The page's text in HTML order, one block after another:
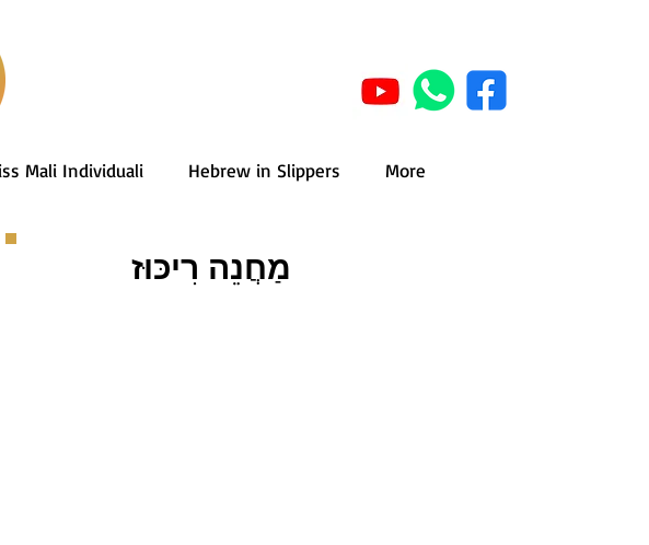
Mali Individuali Hebrew in Slippers More
מַחֲנֵה רִיכּוּז